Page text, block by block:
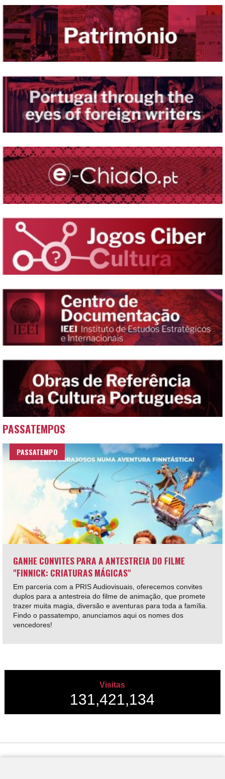
PASSATEMPOS
PASSATEMPO
GANHE CONVITES PARA A ANTESTREIA DO FILME
"FINNICK: CRIATURAS MÁGICAS"
Em parceria com a PRIS Audiovisuais, oferecemos convites
duplos para a antestreia do filme de animação, que promete
trazer muita magia, diversão e aventuras para toda a família.
Findo o passatempo, anunciamos aqui os nomes dos
vencedores!
Visitas
131,421,134